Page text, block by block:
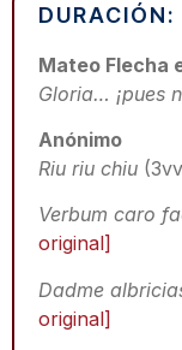
Mateo Flecha
Gloria… ¡pues
Anónimo
Riu riu chiu
Verbum caro
original]
Dadme
original]